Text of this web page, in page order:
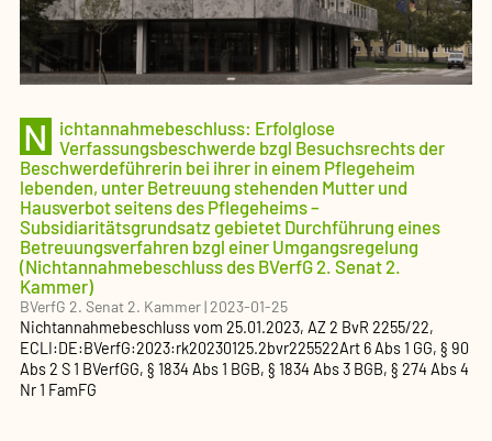
N
ichtannahmebeschluss: Erfolglose
Verfassungsbeschwerde bzgl Besuchsrechts der
Beschwerdeführerin bei ihrer in einem Pflegeheim
lebenden, unter Betreuung stehenden Mutter und
Hausverbot seitens des Pflegeheims –
Subsidiaritätsgrundsatz gebietet Durchführung eines
Betreuungsverfahren bzgl einer Umgangsregelung
(Nichtannahmebeschluss des BVerfG 2. Senat 2.
Kammer)
BVerfG 2. Senat 2. Kammer|2023-01-25
Nichtannahmebeschlussvom 25.01.2023, AZ2 BvR 2255/22,
ECLI:DE:BVerfG:2023:rk20230125.2bvr225522Art 6 Abs 1 GG, § 90
Abs 2 S 1 BVerfGG, § 1834 Abs 1 BGB, § 1834 Abs 3 BGB, § 274 Abs 4
Nr 1 FamFG